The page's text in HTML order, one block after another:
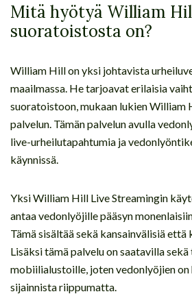
Mitä hyötyä William
suoratoistosta on?
William Hill on yksi johtavista
maailmassa. He tarjoavat erilaisia
suoratoistoon, mukaan lukien William
palvelun. Tämän palvelun avulla
live-urheilutapahtumia ja
käynnissä.
Yksi William Hill Live Streamingin
antaa vedonlyöjille pääsyn
Tämä sisältää sekä kansainvälisiä
Lisäksi tämä palvelu on saatavilla
mobiilialustoille, joten vedonlyöjien
sijainnista riippumatta.